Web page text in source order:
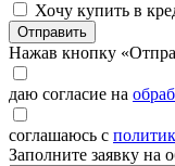
Хочу купить в
Отправить
Нажав кнопку
даю согласие на
соглашаюсь с
Заполните заявку на